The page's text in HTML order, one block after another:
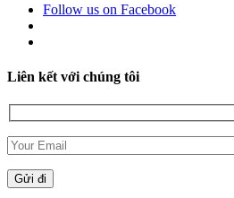
Follow us on Facebook
Liên kết với chúng tôi